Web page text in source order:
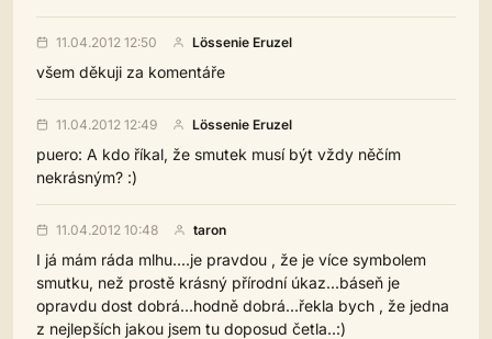
11.04.2012 12:50 Lössenie Eruzel
všem děkuji za komentáře
11.04.2012 12:49 Lössenie Eruzel
puero: A kdo říkal, že smutek musí být vždy něčím
nekrásným? :)
11.04.2012 10:48 taron
I já mám ráda mlhu....je pravdou , že je více symbolem
smutku, než prostě krásný přírodní úkaz...báseň je
opravdu dost dobrá...hodně dobrá...řekla bych , že jedna
z nejlepších jakou jsem tu doposud četla..:)